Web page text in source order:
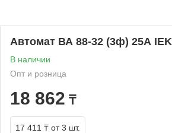
Автомат ВА 88-32 (3ф) 25А IEK
В наличии
Опт и розница
18 862 ₸
17 411 ₸ от 3 шт.